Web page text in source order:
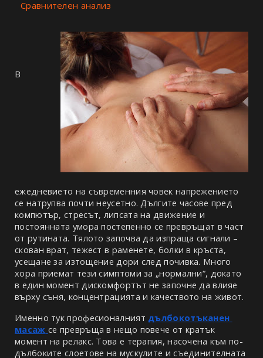
Сравнителен анализ
В
ежедневието на съвременния човек напрежението
се натрупва почти неусетно. Дългите часове пред
компютър, стресът, липсата на движение и
постоянната умора постепенно се превръщат в част
от рутината. Тялото започва да изпраща сигнали –
скован врат, тежест в раменете, болки в кръста,
усещане за изтощение дори след почивка. Много
хора приемат тези симптоми за „нормални“, докато
в един момент дискомфортът не започне да влияе
върху съня, концентрацията и качеството на живот.
Именно тук професионалният дълбокотъканен
масаж се превръща в нещо повече от кратък
момент на релакс. Това е терапия, насочена към по-
дълбоките слоетове на мускулите и съединителната